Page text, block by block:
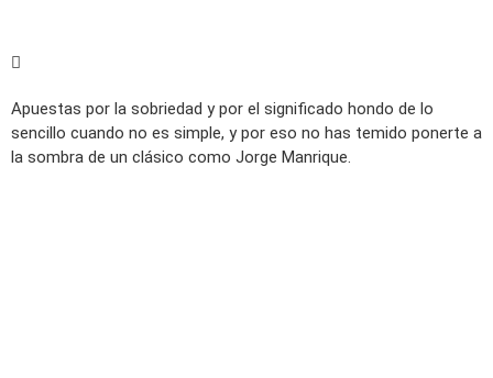
Apuestas por la sobriedad y por el significado hondo de lo
sencillo cuando no es simple, y por eso no has temido ponerte a
la sombra de un clásico como Jorge Manrique.